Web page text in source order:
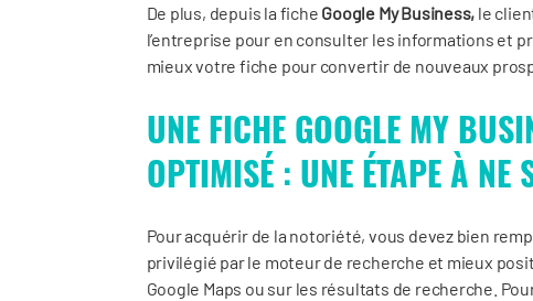
De plus, depuis la fiche Google My Business, le
l’entreprise pour en consulter les informations et
mieux votre fiche pour convertir de nouveaux
UNE FICHE GOOGLE MY
OPTIMISÉ : UNE ÉTAPE À NE
Pour acquérir de la notoriété, vous devez bien
privilégié par le moteur de recherche et mieux
Google Maps ou sur les résultats de recherche.